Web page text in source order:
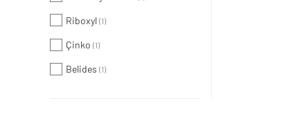
Riboxyl (1)
Çinko (1)
Belides (1)